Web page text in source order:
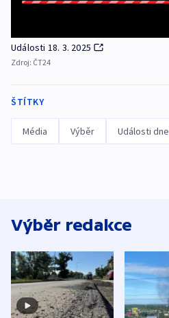
Události 18. 3. 2025
Zdroj: ČT24
ŠTÍTKY
Média Výběr Události dne
Výběr redakce